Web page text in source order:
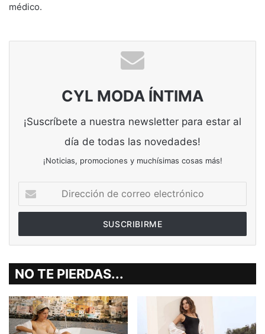
médico.
CYL MODA ÍNTIMA
¡Suscríbete a nuestra newsletter para estar al
día de todas las novedades!
¡Noticias, promociones y muchísimas cosas más!
de
correo
NO TE PIERDAS...